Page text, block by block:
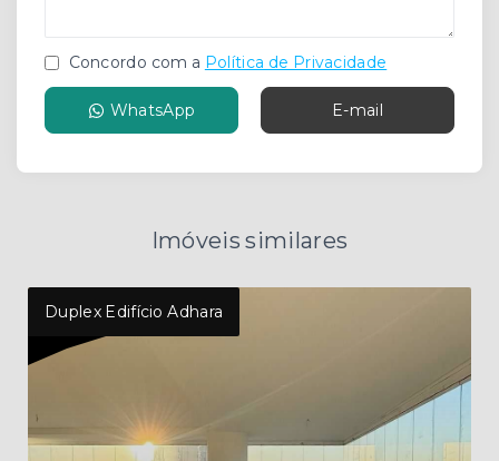
Concordo com a Política de Privacidade
WhatsApp E-mail
Imóveis similares
Duplex Edifício Adhara